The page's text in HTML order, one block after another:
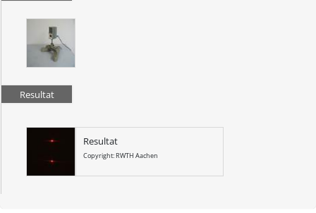
Resultat
Resultat
Copyright: RWTH Aachen